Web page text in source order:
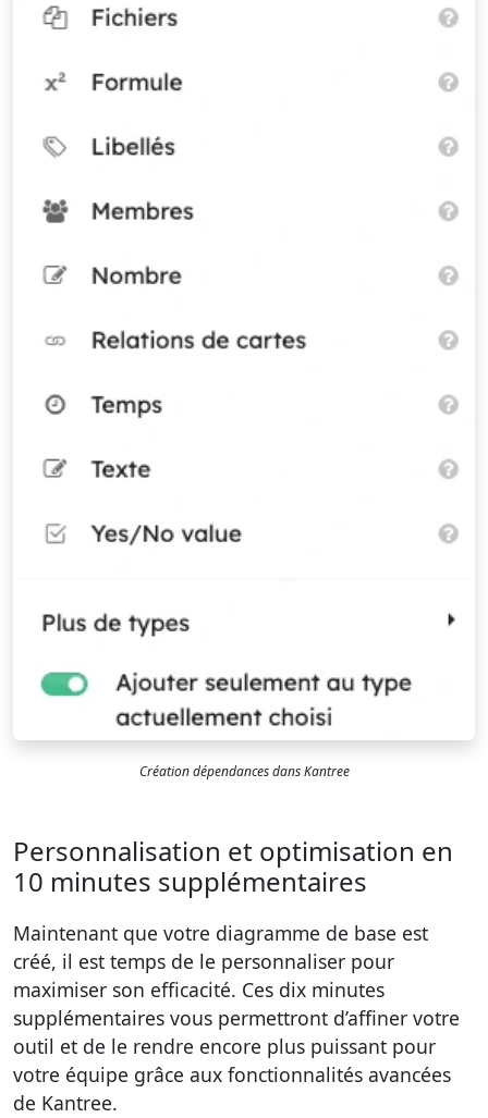
Création dépendances dans Kantree
Personnalisation et optimisation en
10 minutes supplémentaires
Maintenant que votre diagramme de base est
créé, il est temps de le personnaliser pour
maximiser son efficacité. Ces dix minutes
supplémentaires vous permettront d’affiner votre
outil et de le rendre encore plus puissant pour
votre équipe grâce aux fonctionnalités avancées
de Kantree.